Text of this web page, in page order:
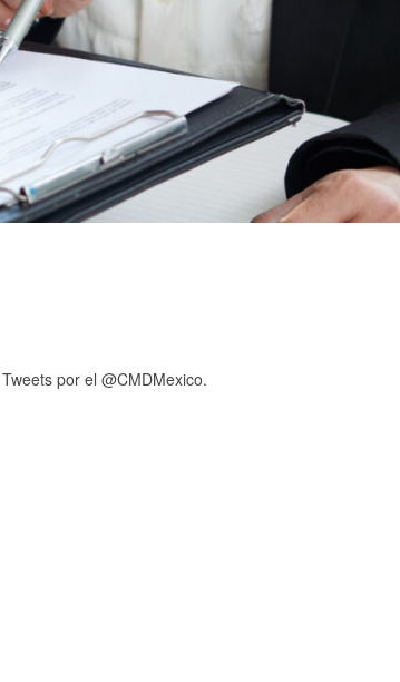
Tweets por el @CMDMexico.